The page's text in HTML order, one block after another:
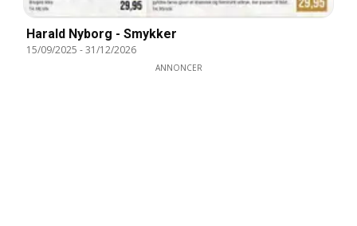
Harald Nyborg - Smykker
15/09/2025 -31/12/2026
ANNONCER